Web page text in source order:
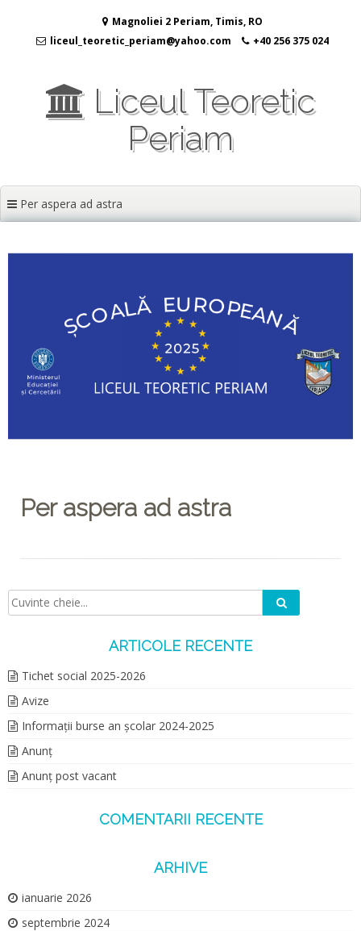
conținut
Magnoliei 2 Periam, Timis, RO
liceul_teoretic_periam@yahoo.com
+40 256 375 024
Liceul Teoretic
Periam
Per aspera ad astra
Per aspera ad astra
ARTICOLE RECENTE
Tichet social 2025-2026
Avize
Informații burse an școlar 2024-2025
Anunț
Anunț post vacant
COMENTARII RECENTE
ARHIVE
ianuarie 2026
septembrie 2024